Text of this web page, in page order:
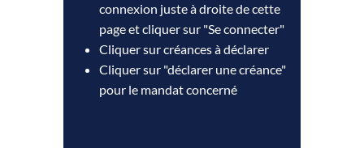
connexion juste à droite de cette
page et cliquer sur "Se connecter"
Cliquer sur créances à déclarer
Cliquer sur "déclarer une créance"
pour le mandat concerné